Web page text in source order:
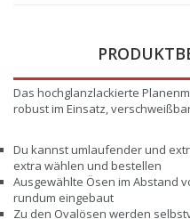
Das hochglanzlackierte
robust im Einsatz,
Du kannst umlaufender und
extra wählen und bestellen
Ausgewählte Ösen im Abstand
rundum eingebaut
Zu den Ovalösen werden